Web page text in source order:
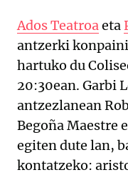
Ados Teatroaeta
antzerki
hartuko du
20:30ean. Garbi
antzezlanean
Begoña Maestre
egiten dute lan,
kontatzeko: